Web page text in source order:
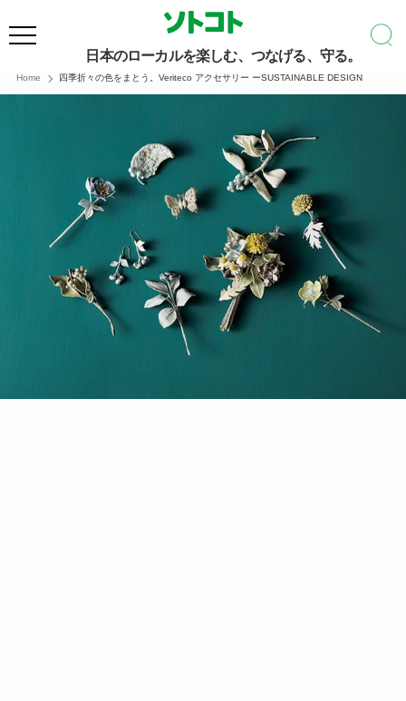
日本のローカルを楽しむ、つなげる、守る。
Home 四季折々の色をまとう。Veriteco アクセサリー ーSUSTAINABLE DESIGN